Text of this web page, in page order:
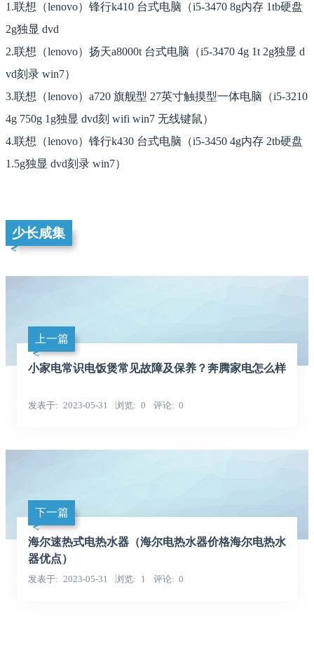
1.联想（lenovo）锋行k410 台式电脑（i5-3470 8g内存 1tb硬盘
2g独显 dvd
2.联想（lenovo）扬天a8000t 台式电脑（i5-3470 4g 1t 2g独显 d
vd刻录 win7）
3.联想（lenovo）a720 旗舰型 27英寸触摸型一体电脑（i5-3210
4g 750g 1g独显 dvd刻 wifi win7 无线键鼠）
4.联想（lenovo）锋行k430 台式电脑（i5-3450 4g内存 2tb硬盘
1.5g独显 dvd刻录 win7）
少长咸集
上一篇
小家电常识电饭煲常见故障及保养？奔腾家电怎么样
发表于 2023-05-31 浏览 0 评论 0
下一篇
海尔速热式电热水器（海尔电热水器价格海尔电热水
器优点）
发表于 2023-05-31 浏览 1 评论 0